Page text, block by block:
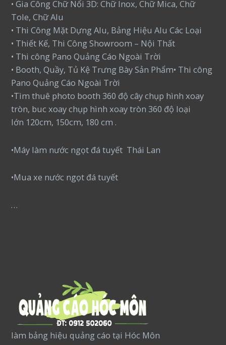
• Gia Công Chữ Nổi 3D: Chữ Inox, Chữ Mica, Chữ
Tole, Chữ Alu
• Thi Công Mặt Dựng Alu, Bảng Hiệu Alu Các Loại
• Thiết Kế, Thi Công Showroom – Nội Thất
• Thi công Pano Quảng Cáo Ngoài Trời
• Booth, Quầy, Tủ Kệ Trưng Bày Sản Phẩm• Thi công
Pano Quảng Cáo Ngoài Trời
•Tìm thuê photo booth 360 độ cây chụp hình xoay
tròn, buc xoay chụp hình xoay tròn 360 độ loại
lớn 120cm, 150cm, 180 cm .
•Máy làm nước ngọt đá tuyết Thái Lan
•Mua xe nước ngọt đá tuyết
…
làm bảng hiệu quảng cáo tại Hóc Môn